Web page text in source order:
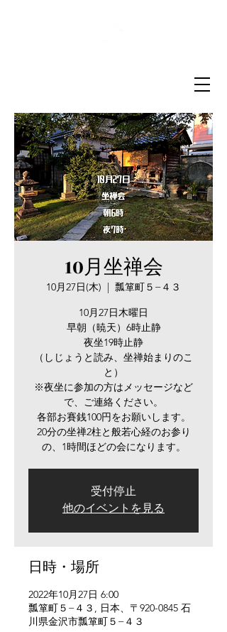
10月坐禅会
10月27日(木)
  |
瓢箪町５−４３
10月27日木曜日
早朝（暁天）6時止静
夜坐19時止静
（しじょうと読み、坐禅始まりのこ
と）
※夜坐に参加の方はメッセージなど
で、ご連絡ください。
各部お賽銭100円をお願いします。
20分の坐禅2柱と般若心経のお参り
の、1時間ほどの会になります。
受付停止
他のイベントを見る
日時・場所
2022年10月27日 6:00
瓢箪町５−４３, 日本、〒920-0845 石
川県金沢市瓢箪町５−４３